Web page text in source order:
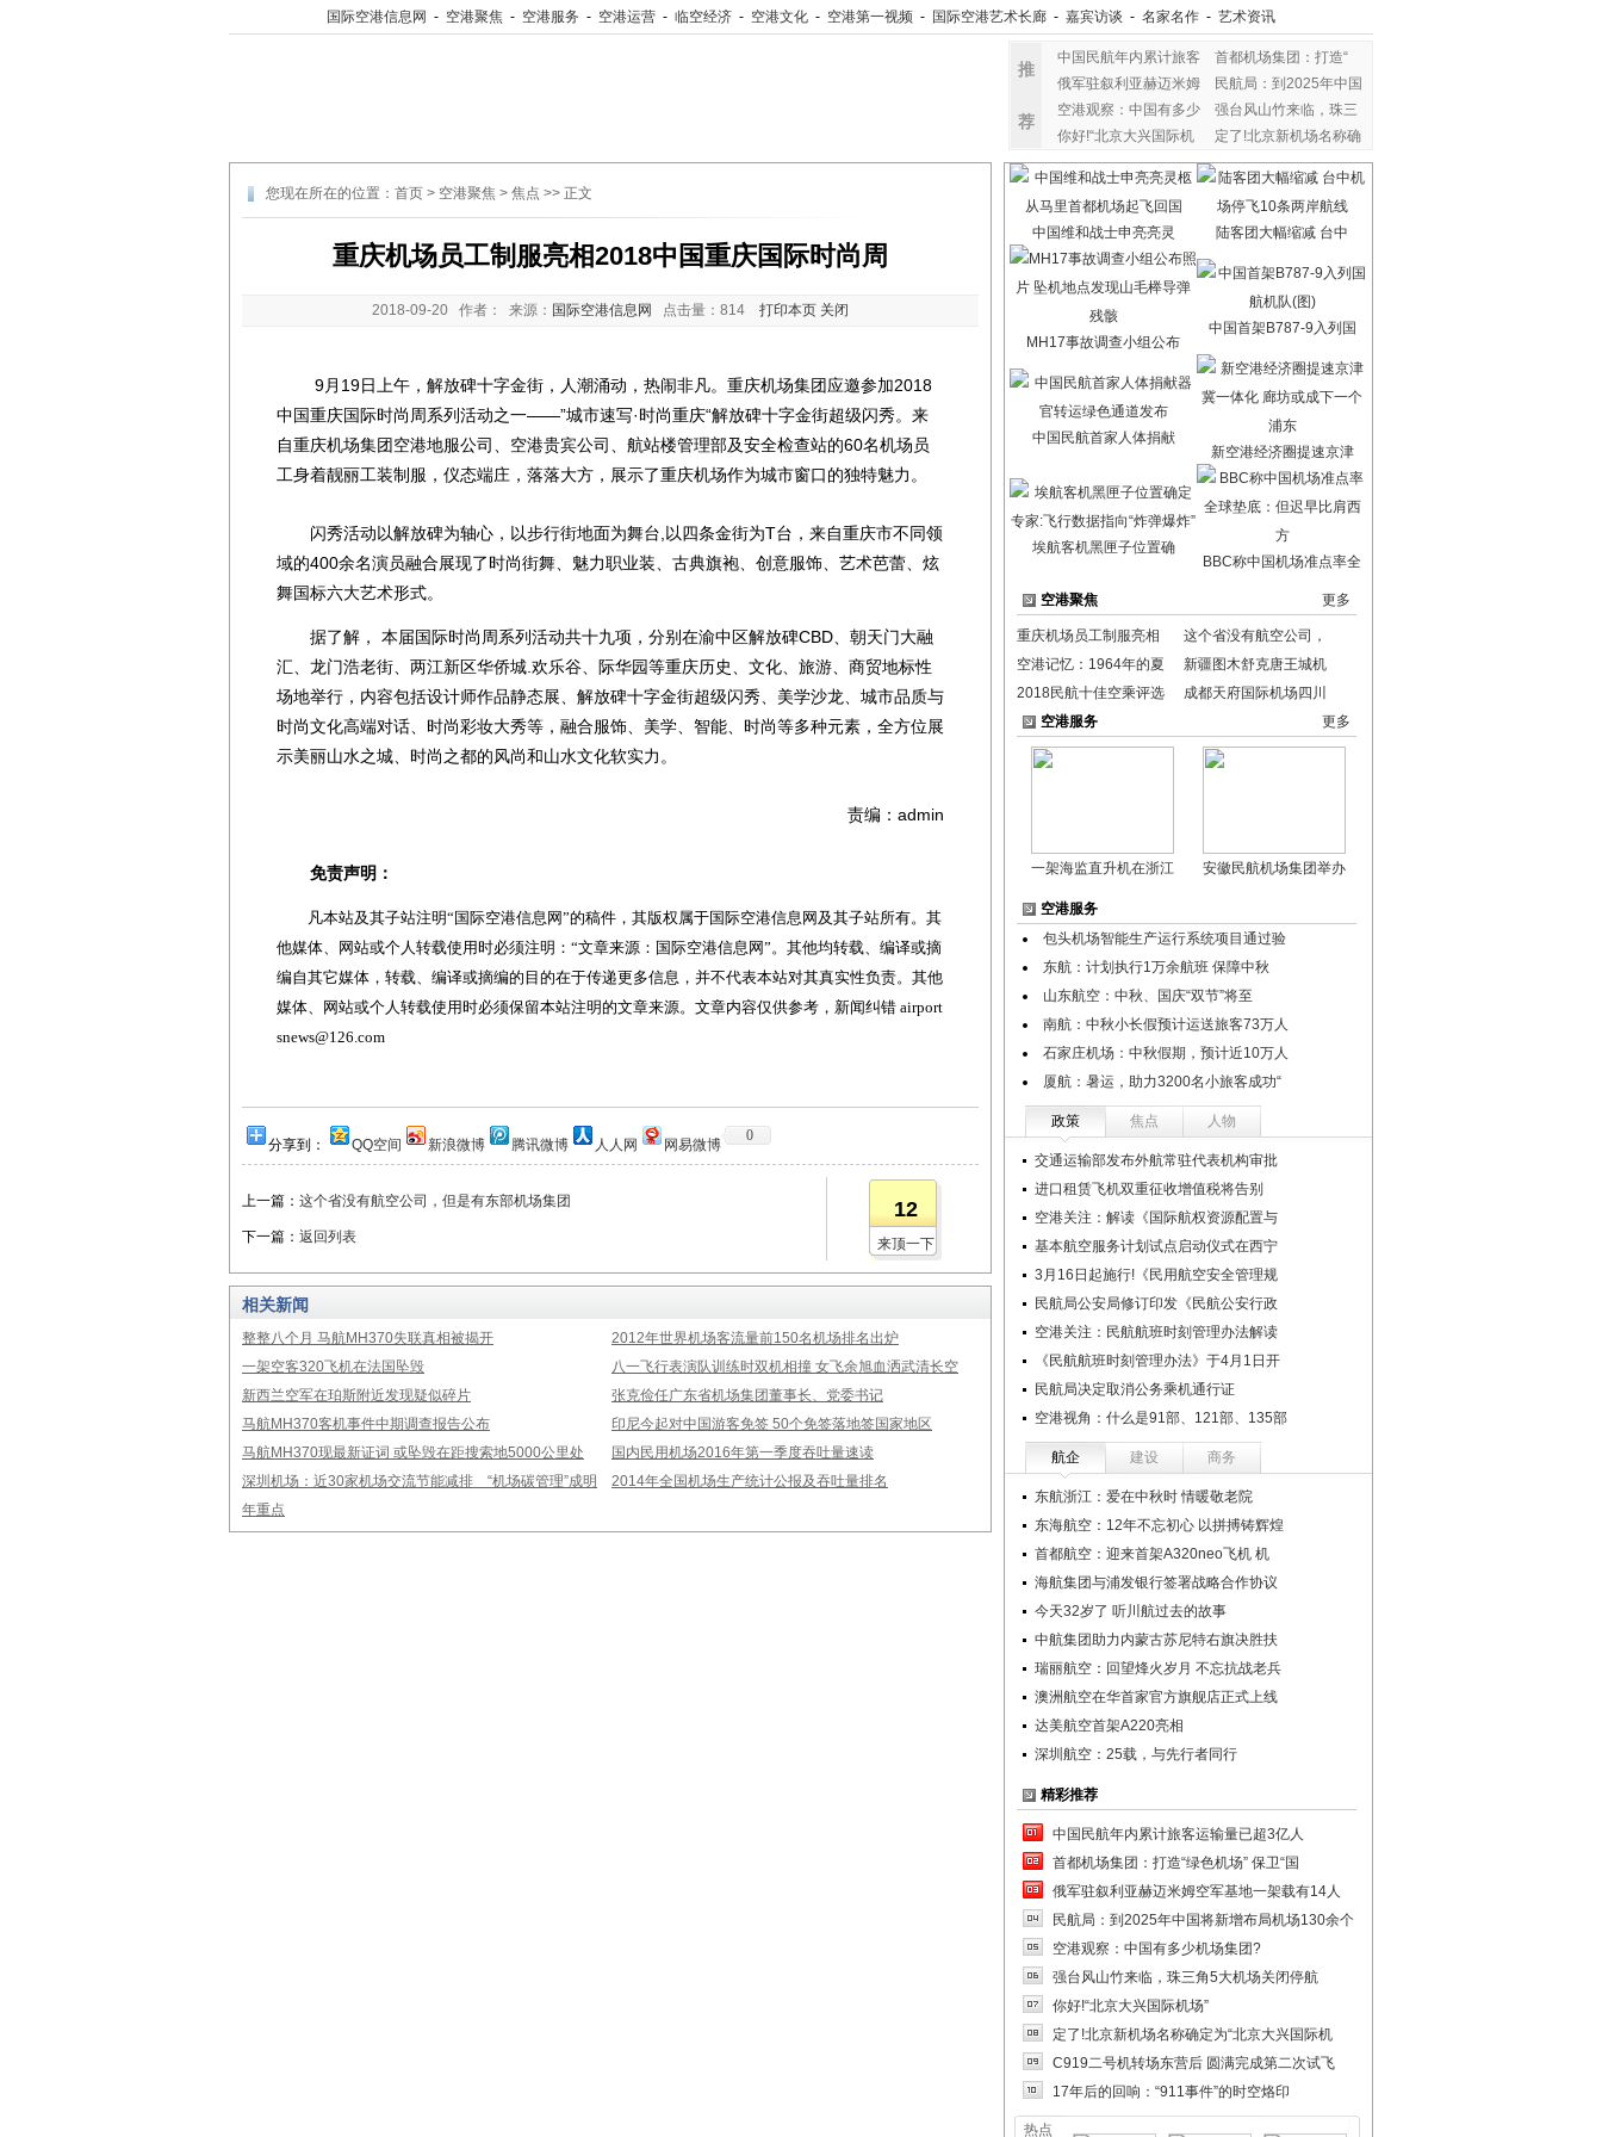
国际空港信息网 - 空港聚焦 - 空港服务 - 空港运营 - 临空经济 - 空港文化 - 空港第一视频 - 国际空港艺术长廊 - 嘉宾访谈 - 名家名作 - 艺术资讯
推
荐
中国民航年内累计旅客
首都机场集团：打造“
俄军驻叙利亚赫迈米姆
民航局：到2025年中国
空港观察：中国有多少
强台风山竹来临，珠三
你好!“北京大兴国际机
定了!北京新机场名称确
您现在所在的位置： 首页 > 空港聚焦 > 焦点 >> 正文
重庆机场员工制服亮相2018中国重庆国际时尚周
2018-09-20 作者： 来源： 国际空港信息网 点击量： 814 打印本页 关闭
9月19日上午，解放碑十字金街，人潮涌动，热闹非凡。重庆机场集团应邀参加2018
中国重庆国际时尚周系列活动之一——”城市速写·时尚重庆“解放碑十字金街超级闪秀。来
自重庆机场集团空港地服公司、空港贵宾公司、航站楼管理部及安全检查站的60名机场员
工身着靓丽工装制服，仪态端庄，落落大方，展示了重庆机场作为城市窗口的独特魅力。
闪秀活动以解放碑为轴心，以步行街地面为舞台,以四条金街为T台，来自重庆市不同领
域的400余名演员融合展现了时尚街舞、魅力职业装、古典旗袍、创意服饰、艺术芭蕾、炫
舞国标六大艺术形式。
据了解， 本届国际时尚周系列活动共十九项，分别在渝中区解放碑CBD、朝天门大融
汇、龙门浩老街、两江新区华侨城.欢乐谷、际华园等重庆历史、文化、旅游、商贸地标性
场地举行，内容包括设计师作品静态展、解放碑十字金街超级闪秀、美学沙龙、城市品质与
时尚文化高端对话、时尚彩妆大秀等，融合服饰、美学、智能、时尚等多种元素，全方位展
示美丽山水之城、时尚之都的风尚和山水文化软实力。
责编：admin
免责声明：
凡本站及其子站注明“国际空港信息网”的稿件，其版权属于国际空港信息网及其子站所有。其
他媒体、网站或个人转载使用时必须注明：“文章来源：国际空港信息网”。其他均转载、编译或摘
编自其它媒体，转载、编译或摘编的目的在于传递更多信息，并不代表本站对其真实性负责。其他
媒体、网站或个人转载使用时必须保留本站注明的文章来源。文章内容仅供参考，新闻纠错 airport
snews@126.com
分享到： QQ空间 新浪微博 腾讯微博 人人网 网易微博
0
上一篇： 这个省没有航空公司，但是有东部机场集团
下一篇： 返回列表
12
来顶一下
相关新闻
整整八个月 马航MH370失联真相被揭开
2012年世界机场客流量前150名机场排名出炉
一架空客320飞机在法国坠毁
八一飞行表演队训练时双机相撞 女飞余旭血洒武清长空
新西兰空军在珀斯附近发现疑似碎片
张克俭任广东省机场集团董事长、党委书记
马航MH370客机事件中期调查报告公布
印尼今起对中国游客免签 50个免签落地签国家地区
马航MH370现最新证词 或坠毁在距搜索地5000公里处
国内民用机场2016年第一季度吞吐量速读
深圳机场：近30家机场交流节能减排 “机场碳管理”成明
年重点
2014年全国机场生产统计公报及吞吐量排名
中国维和战士申亮亮灵 陆客团大幅缩减 台中
MH17事故调查小组公布
中国首架B787-9入列国
中国民航首家人体捐献
新空港经济圈提速京津
埃航客机黑匣子位置确
BBC称中国机场准点率全
空港聚焦 更多
重庆机场员工制服亮相
这个省没有航空公司，
空港记忆：1964年的夏
新疆图木舒克唐王城机
2018民航十佳空乘评选
成都天府国际机场四川
空港服务
更多
一架海监直升机在浙江 安徽民航机场集团举办
空港服务
包头机场智能生产运行系统项目通过验
东航：计划执行1万余航班 保障中秋
山东航空：中秋、国庆“双节”将至
南航：中秋小长假预计运送旅客73万人
石家庄机场：中秋假期，预计近10万人
厦航：暑运，助力3200名小旅客成功“
政策 焦点 人物
交通运输部发布外航常驻代表机构审批
进口租赁飞机双重征收增值税将告别
空港关注：解读《国际航权资源配置与
基本航空服务计划试点启动仪式在西宁
3月16日起施行!《民用航空安全管理规
民航局公安局修订印发《民航公安行政
空港关注：民航航班时刻管理办法解读
《民航航班时刻管理办法》于4月1日开
民航局决定取消公务乘机通行证
空港视角：什么是91部、121部、135部
航企 建设 商务
东航浙江：爱在中秋时 情暖敬老院
东海航空：12年不忘初心 以拼搏铸辉煌
首都航空：迎来首架A320neo飞机 机
海航集团与浦发银行签署战略合作协议
今天32岁了 听川航过去的故事
中航集团助力内蒙古苏尼特右旗决胜扶
瑞丽航空：回望烽火岁月 不忘抗战老兵
澳洲航空在华首家官方旗舰店正式上线
达美航空首架A220亮相
深圳航空：25载，与先行者同行
精彩推荐
中国民航年内累计旅客运输量已超3亿人
首都机场集团：打造“绿色机场” 保卫“国
俄军驻叙利亚赫迈米姆空军基地一架载有14人
民航局：到2025年中国将新增布局机场130余个
空港观察：中国有多少机场集团?
强台风山竹来临，珠三角5大机场关闭停航
你好!“北京大兴国际机场”
定了!北京新机场名称确定为“北京大兴国际机
C919二号机转场东营后 圆满完成第二次试飞
17年后的回响：“911事件”的时空烙印
热点